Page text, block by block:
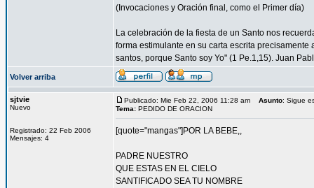
(Invocaciones y Oración final, como el Primer día)
La celebración de la fiesta de un Santo nos
forma estimulante en su carta escrita
santos, porque Santo soy Yo" (1 Pe.1,15). Juan
Volver arriba
sjtvie
Nuevo
Registrado: 22 Feb 2006
Mensajes: 4
Publicado: Mie Feb 22, 2006 11:28 am Asunto: Sigue
Tema: PEDIDO DE ORACION
[quote="mangas"]POR LA BEBE,,
PADRE NUESTRO
QUE ESTAS EN EL CIELO
SANTIFICADO SEA TU NOMBRE